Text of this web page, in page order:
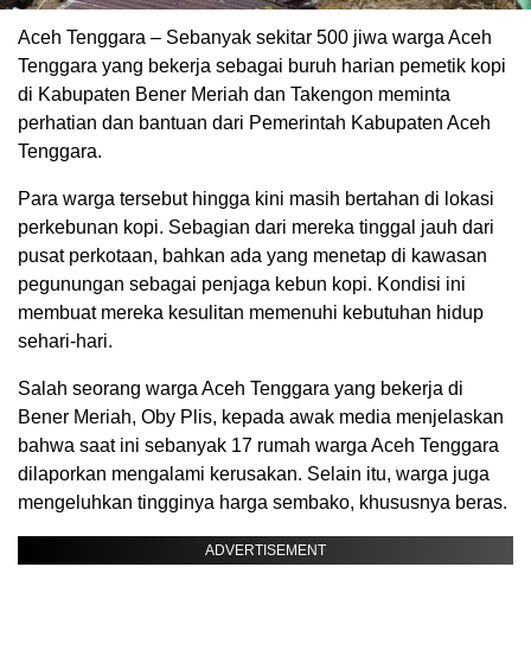
Aceh Tenggara – Sebanyak sekitar 500 jiwa warga Aceh
Tenggara yang bekerja sebagai buruh harian pemetik kopi
di Kabupaten Bener Meriah dan Takengon meminta
perhatian dan bantuan dari Pemerintah Kabupaten Aceh
Tenggara.
Para warga tersebut hingga kini masih bertahan di lokasi
perkebunan kopi. Sebagian dari mereka tinggal jauh dari
pusat perkotaan, bahkan ada yang menetap di kawasan
pegunungan sebagai penjaga kebun kopi. Kondisi ini
membuat mereka kesulitan memenuhi kebutuhan hidup
sehari-hari.
Salah seorang warga Aceh Tenggara yang bekerja di
Bener Meriah, Oby Plis, kepada awak media menjelaskan
bahwa saat ini sebanyak 17 rumah warga Aceh Tenggara
dilaporkan mengalami kerusakan. Selain itu, warga juga
mengeluhkan tingginya harga sembako, khususnya beras.
ADVERTISEMENT